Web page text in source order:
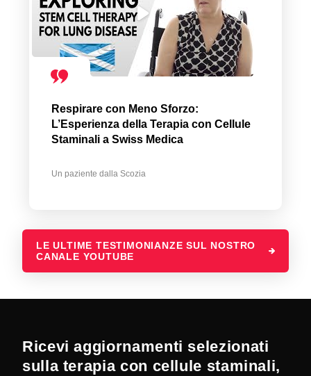
Respirare con Meno Sforzo:
L’Esperienza della Terapia con Cellule
Staminali a Swiss Medica
Un paziente dalla Scozia
LE ULTIME TESTIMONIANZE SUL NOSTRO
CANALE YOUTUBE
Ricevi aggiornamenti selezionati
sulla terapia con cellule staminali,